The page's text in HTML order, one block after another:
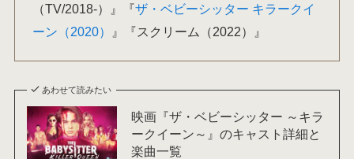
（TV/2018-）』『ザ・ベビーシッター キラークイ
ーン（2020）
』『スクリーム（2022）』
あわせて読みたい
映画『ザ・ベビーシッター ～キラ
ークイーン～』のキャスト詳細と
楽曲一覧